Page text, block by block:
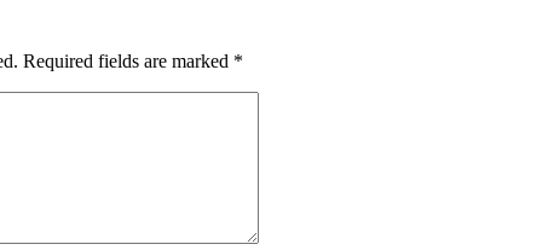
Required fields are marked *